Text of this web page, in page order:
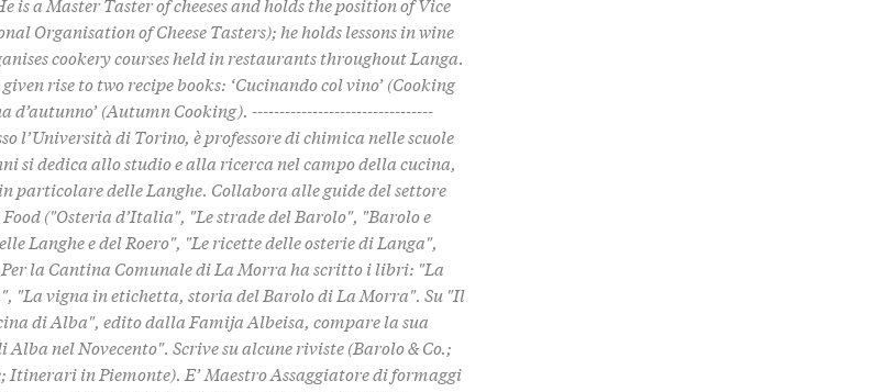
Organisation of Cheese Tasters); he holds lessons in wine
cookery courses held in restaurants throughout Langa.
rise to two recipe books: ‘Cucinando col vino’ (Cooking
d’autunno’ (Autumn Cooking). ---------------------------------
l’Università di Torino, è professore di chimica nelle scuole
si dedica allo studio e alla ricerca nel campo della cucina,
particolare delle Langhe. Collabora alle guide del settore
("Osteria d’Italia", "Le strade del Barolo", "Barolo e
Langhe e del Roero", "Le ricette delle osterie di Langa",
la Cantina Comunale di La Morra ha scritto i libri: "La
"La vigna in etichetta, storia del Barolo di La Morra". Su "Il
di Alba", edito dalla Famija Albeisa, compare la sua
nel Novecento". Scrive su alcune riviste (Barolo & Co.;
Itinerari in Piemonte). E’ Maestro Assaggiatore di formaggi